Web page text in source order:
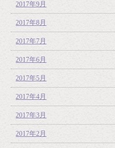
2017年9月
2017年8月
2017年7月
2017年6月
2017年5月
2017年4月
2017年3月
2017年2月